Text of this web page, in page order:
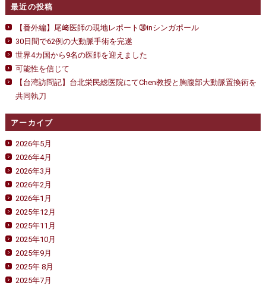
採用・医療関係の方へ
私どもの特色
手術概要
医師募集情報
トピックス一覧
アーカイブ
最近の投稿
【番外編】尾﨑医師の現地レポート㉚inシンガポール
30日間で62例の大動脈手術を完遂
世界4カ国から9名の医師を迎えました
可能性を信じて
【台湾訪問記】台北栄民総医院にてChen教授と胸腹部大動脈置換術を
共同執刀
アーカイブ
2026年5月
2026年4月
2026年3月
2026年2月
2026年1月
2025年12月
2025年11月
2025年10月
2025年9月
2025年 8月
2025年7月